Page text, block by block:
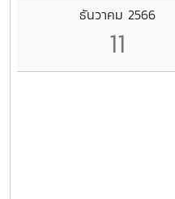
ธันวาคม 2566
11